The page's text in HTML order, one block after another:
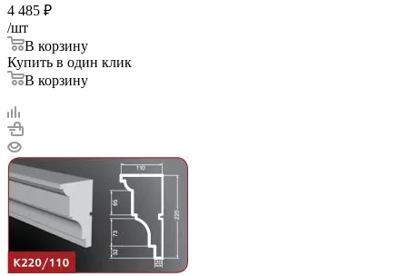
4 485 ₽
/шт
В корзину
Купить в один клик
В корзину